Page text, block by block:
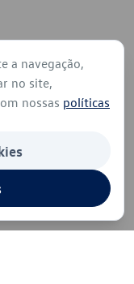
a navegação,
no site,
nossas políticas